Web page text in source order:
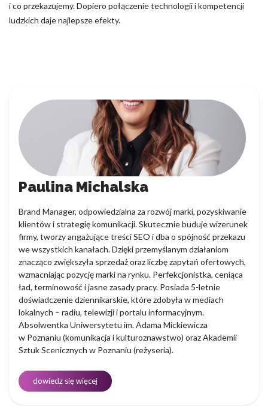
i co przekazujemy. Dopiero połączenie technologii i kompetencji
ludzkich daje najlepsze efekty.
Paulina Michalska
Brand Manager, odpowiedzialna za rozwój marki, pozyskiwanie
klientów i strategię komunikacji. Skutecznie buduje wizerunek
firmy, tworzy angażujące treści SEO i dba o spójność przekazu
we wszystkich kanałach. Dzięki przemyślanym działaniom
znacząco zwiększyła sprzedaż oraz liczbę zapytań ofertowych,
wzmacniając pozycję marki na rynku. Perfekcjonistka, ceniąca
ład, terminowość i jasne zasady pracy. Posiada 5-letnie
doświadczenie dziennikarskie, które zdobyła w mediach
lokalnych – radiu, telewizji i portalu informacyjnym.
Absolwentka Uniwersytetu im. Adama Mickiewicza
w Poznaniu (komunikacja i kulturoznawstwo) oraz Akademii
Sztuk Scenicznych w Poznaniu (reżyseria).
dowiedz się więcej